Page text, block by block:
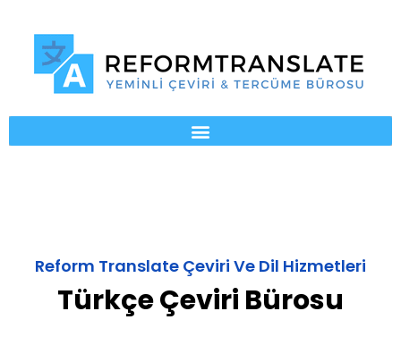
Reform Translate Çeviri Ve Dil Hizmetleri
Türkçe Çeviri Bürosu